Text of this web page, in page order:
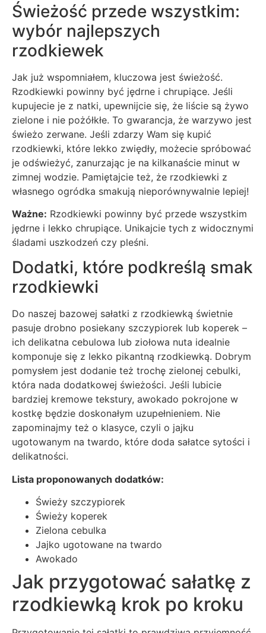
Świeżość przede wszystkim:
wybór najlepszych
rzodkiewek
Jak już wspomniałem, kluczowa jest świeżość.
Rzodkiewki powinny być jędrne i chrupiące. Jeśli
kupujecie je z natki, upewnijcie się, że liście są żywo
zielone i nie pożółkłe. To gwarancja, że warzywo jest
świeżo zerwane. Jeśli zdarzy Wam się kupić
rzodkiewki, które lekko zwiędły, możecie spróbować
je odświeżyć, zanurzając je na kilkanaście minut w
zimnej wodzie. Pamiętajcie też, że rzodkiewki z
własnego ogródka smakują nieporównywalnie lepiej!
Ważne: Rzodkiewki powinny być przede wszystkim
jędrne i lekko chrupiące. Unikajcie tych z widocznymi
śladami uszkodzeń czy pleśni.
Dodatki, które podkreślą smak
rzodkiewki
Do naszej bazowej sałatki z rzodkiewką świetnie
pasuje drobno posiekany szczypiorek lub koperek –
ich delikatna cebulowa lub ziołowa nuta idealnie
komponuje się z lekko pikantną rzodkiewką. Dobrym
pomysłem jest dodanie też trochę zielonej cebulki,
która nada dodatkowej świeżości. Jeśli lubicie
bardziej kremowe tekstury, awokado pokrojone w
kostkę będzie doskonałym uzupełnieniem. Nie
zapominajmy też o klasyce, czyli o jajku
ugotowanym na twardo, które doda sałatce sytości i
delikatności.
Lista proponowanych dodatków:
Świeży szczypiorek
Świeży koperek
Zielona cebulka
Jajko ugotowane na twardo
Awokado
Jak przygotować sałatkę z
rzodkiewką krok po kroku